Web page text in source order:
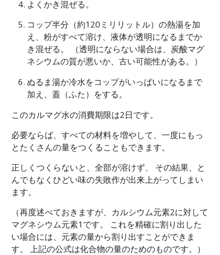
よくかき混ぜる。
コップ半分（約120ミリリットル）の熱湯を加
え、粉がすべて溶け、液体が透明になるまでか
き混ぜる。 （透明にならない場合は、炭酸マグ
ネシウムの質が悪いか、古い可能性がある。）
ぬるま湯か冷水をコップがいっぱいになるまで
加え、蓋（ふた）をする。
このカルマグ水の消費期限は2日です。
必要ならば、すべての材料を増やして、一度にもっ
とたくさんの量をつくることもできます。
正しくつくらないと、全部が溶けず、 その結果、と
んでもなくひどい味の失敗作が出来上がってしまい
ます。
（再度述べておきますが、カルシウム元素2に対して
マグネシウム元素1です。 これを精確に割り出した
い場合には、元素の量から割り出すことができま
す。 上記の公式は化合物の量のためのものです。）